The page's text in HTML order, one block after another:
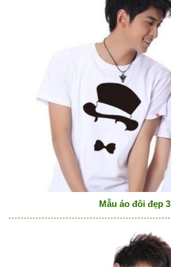
Mẫu áo đôi đẹp 3